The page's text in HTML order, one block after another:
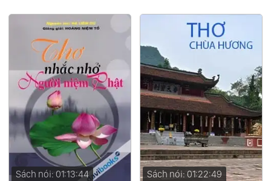
Sách nói: 01:13:44 Sách nói: 01:22:49